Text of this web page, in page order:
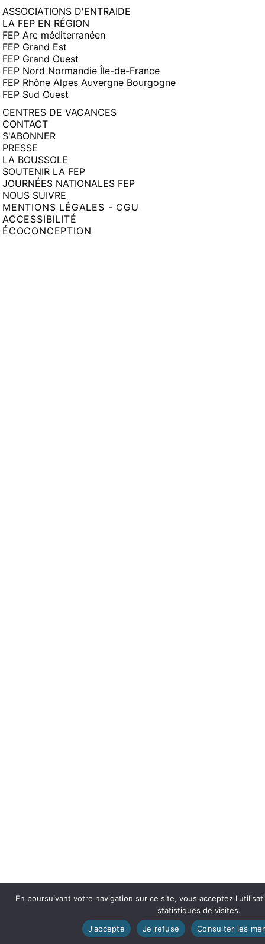
ASSOCIATIONS D'ENTRAIDE
LA FEP EN RÉGION
FEP Arc méditerranéen
FEP Grand Est
FEP Grand Ouest
FEP Nord Normandie Île-de-France
FEP Rhône Alpes Auvergne Bourgogne
FEP Sud Ouest
CENTRES DE VACANCES
CONTACT
S'ABONNER
PRESSE
LA BOUSSOLE
SOUTENIR LA FEP
JOURNÉES NATIONALES FEP
NOUS SUIVRE
MENTIONS LÉGALES - CGU
ACCESSIBILITÉ
ÉCOCONCEPTION
En poursuivant votre navigation sur ce site, vous acceptez
statistiques de visites.
J'accepte
Je refuse Consulter les